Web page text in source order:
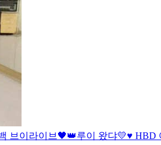
브이라이브🖤👑루이 왔댜💛♥ HBD